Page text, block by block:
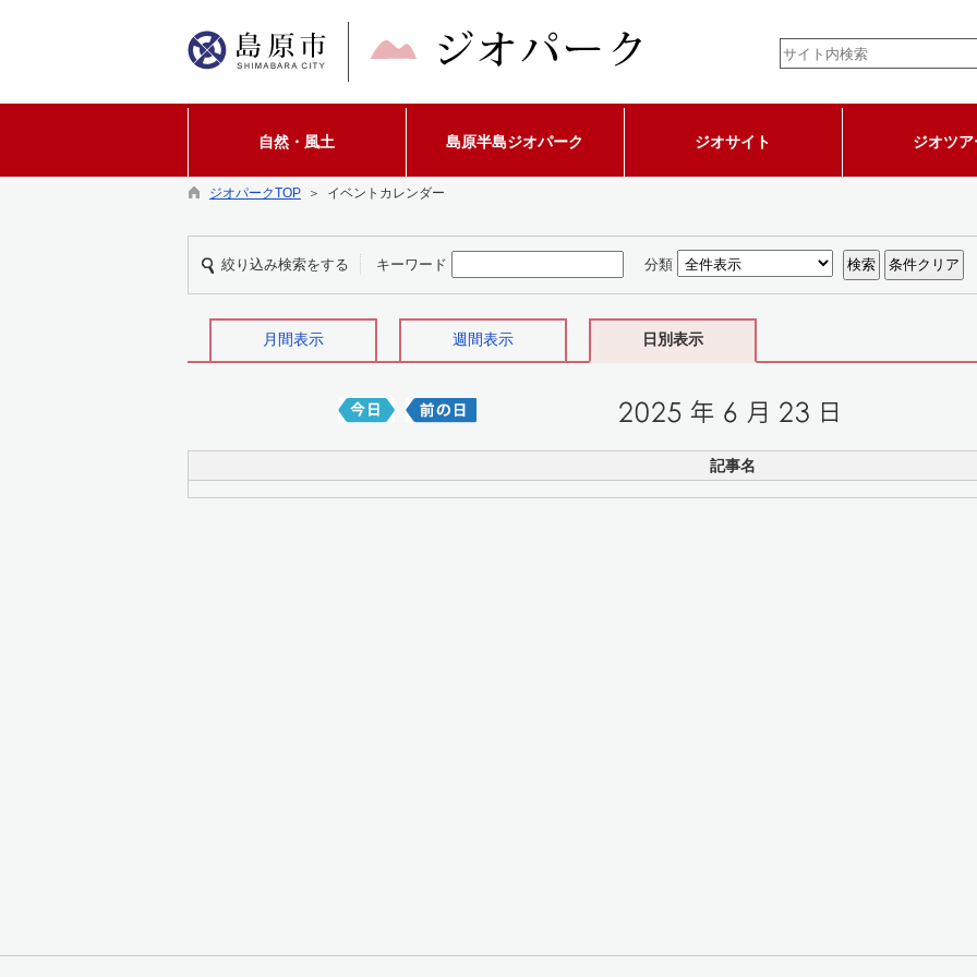
自然・風土 島原半島ジオパーク ジオサイト ジオツア
ジオパークTOP ＞ イベントカレンダー
絞り込み検索をする キーワード 分類
月間表示 週間表示 日別表示
記事名